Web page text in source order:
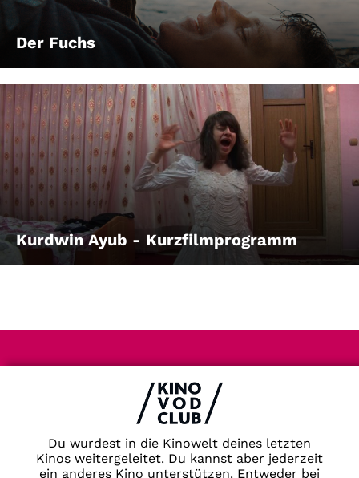
Du wurdest in die Kinowelt deines letzten
Kinos weitergeleitet. Du kannst aber jederzeit
ein anderes Kino unterstützen. Entweder bei
Der Fuchs
Kurdwin Ayub - Kurzfilmprogramm
AGB
Kontakt
Newsletter
Partner